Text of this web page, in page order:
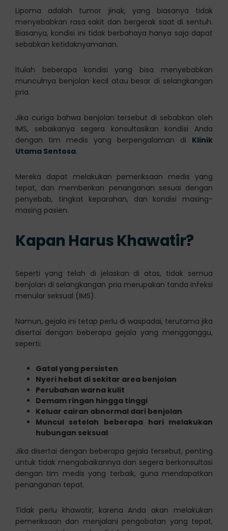
Lipoma adalah tumor jinak, yang biasanya tidak
menyebabkan rasa sakit dan bergerak saat di sentuh.
Biasanya, kondisi ini tidak berbahaya hanya saja dapat
sebabkan ketidaknyamanan.
Itulah beberapa kondisi yang bisa menyebabkan
munculnya benjolan kecil atau besar di selangkangan
pria.
Jika curiga bahwa benjolan tersebut di sebabkan oleh
IMS, sebaikanya segera konsultasikan kondisi Anda
dengan tim medis yang berpengalaman di Klinik
Utama Sentosa.
Mereka dapat melakukan pemeriksaan medis yang
tepat, dan memberikan penanganan sesuai dengan
penyebab, tingkat keparahan, dan kondisi masing-
masing pasien.
Kapan Harus Khawatir?
Seperti yang telah di jelaskan di atas, tidak semua
benjolan di selangkangan pria merupakan tanda infeksi
menular seksual (IMS).
Namun, gejala ini tetap perlu di waspadai, terutama jika
disertai dengan beberapa gejala yang mengganggu,
seperti:
Gatal yang persisten
Nyeri hebat di sekitar area benjolan
Perubahan warna kulit
Demam ringan hingga tinggi
Keluar cairan abnormal dari benjolan
Muncul setelah beberapa hari melakukan
hubungan seksual
Jika disertai dengan beberapa gejala tersebut, penting
untuk tidak mengabaikannya dan segera berkonsultasi
dengan tim medis yang terbaik, guna mendapatkan
penanganan tepat.
Tidak perlu khawatir, karena Anda akan melakukan
pemeriksaan dan menjalani pengobatan yang tepat,